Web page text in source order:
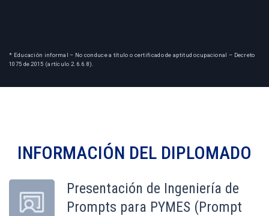
* Educación informal – No conduce a título o certificado de aptitud ocupacional – Decreto
1075 de 2015 (artículo 2.6.6.8).
INFORMACIÓN DEL DIPLOMADO
Presentación de Ingeniería de
Prompts para PYMES (Prompt